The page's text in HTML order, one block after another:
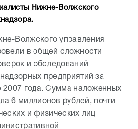
Нижне-Волжского
Волжского управления
в общей сложности
и обследований
предприятий за
2007 года.Сумма наложенных
6 миллионов рублей, почти
и физических лиц